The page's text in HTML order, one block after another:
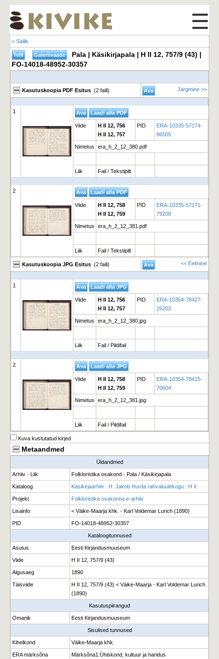
☰
> Säilik
Pala | Käsikirjapala | H II 12, 757/9 (43) |
FO-14018-48952-30357
Kasutuskoopia PDF Esitus (2 faili) Järgmine >>
1
Viide
H II 12, 756
H II 12, 757
PID
ERA-10335-57174-
86505
Nimetus era_h_2_12_380.pdf
Liik Fail / Tekstipilt
2
Viide
H II 12, 758
H II 12, 759
PID
ERA-10335-57171-
79208
Nimetus era_h_2_12_381.pdf
Liik Fail / Tekstipilt
Kasutuskoopia JPG Esitus (2 faili) << Eelmine
1
Viide
H II 12, 756
H II 12, 757
PID
ERA-10354-78427-
26202
Nimetus era_h_2_12_380.jpg
Liik Fail / Pildifail
2
Viide
H II 12, 758
H II 12, 759
PID
ERA-10354-78415-
70604
Nimetus era_h_2_12_381.jpg
Liik Fail / Pildifail
Kuva kustutatud kirjed
Metaandmed
Üldandmed
Arhiiv - Liik Folkloristika osakond - Pala / Käsikirjapala
Kataloog Käsikirjaarhiiv : H. Jakob Hurda rahvaluulekogu : H II.
Projekt Folkloristika osakonna e-arhiiv
Lisainfo < Väike-Maarja khk. - Karl Voldemar Lurich (1890)
PID FO-14018-48952-30357
Kataloogitunnused
Asutus Eesti Kirjandusmuuseum
Viide H II 12, 757/9 (43)
Algusaeg 1890
Täisviide
H II 12, 757/9 (43) < Väike-Maarja - Karl Voldemar Lurich
(1890)
Kasutuspiirangud
Omanik Eesti Kirjandusmuuseum
Sisulised tunnused
Kihelkond Väike-Maarja khk.
ERA märksõna Märksõna1 :Ühiskond, kultuur ja haridus